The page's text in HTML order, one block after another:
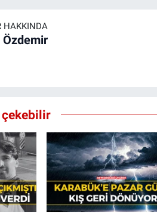
HAKKINDA
Özdemir